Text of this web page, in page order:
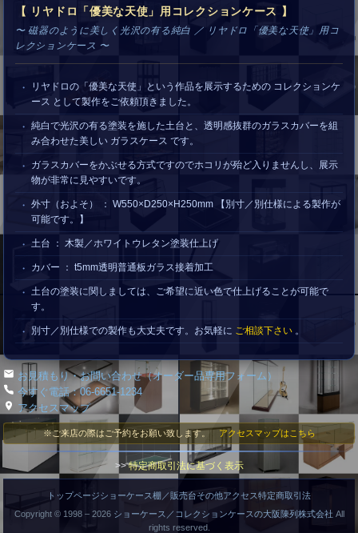
【 リヤドロ「優美な天使」用コレクションケース 】
〜 磁器のように美しく光沢の有る純白 ／ リヤドロ「優美な天使」用コ
レクションケース 〜
リヤドロの「優美な天使」という作品を展示するための コレクションケ
ース として製作をご依頼頂きました。
純白で光沢の有る塗装を施した土台と、透明感抜群のガラスカバーを組
み合わせた美しい ガラスケース です。
ガラスカバーをかぶせる方式ですのでホコリが殆ど入りませんし、展示
物が非常に見やすいです。
外寸（およそ） ： W550×D250×H250mm 【別寸／別仕様による製作が
可能です。】
土台 ： 木製／ホワイトウレタン塗装仕上げ
カバー ： t5mm透明普通板ガラス接着加工
土台の塗装に関しましては、ご希望に近い色で仕上げることが可能で
す。
別寸／別仕様での製作も大丈夫です。お気軽に ご相談下さい 。
お見積もり・お問い合わせ（オーダー品専用フォーム）
今すぐ電話：06-6651-1234
アクセスマップ
※ご来店の際はご予約をお願い致します。 アクセスマップはこちら
>>特定商取引法に基づく表示
トップページショーケース棚／販売台その他アクセス特定商取引法
Copyright © 1998 – 2026 ショーケース／コレクションケースの大阪陳列株式会社 All
rights reserved.